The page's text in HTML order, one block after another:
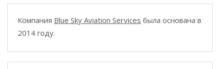
Компания Blue Sky Aviation Services была основана в
2014 году.